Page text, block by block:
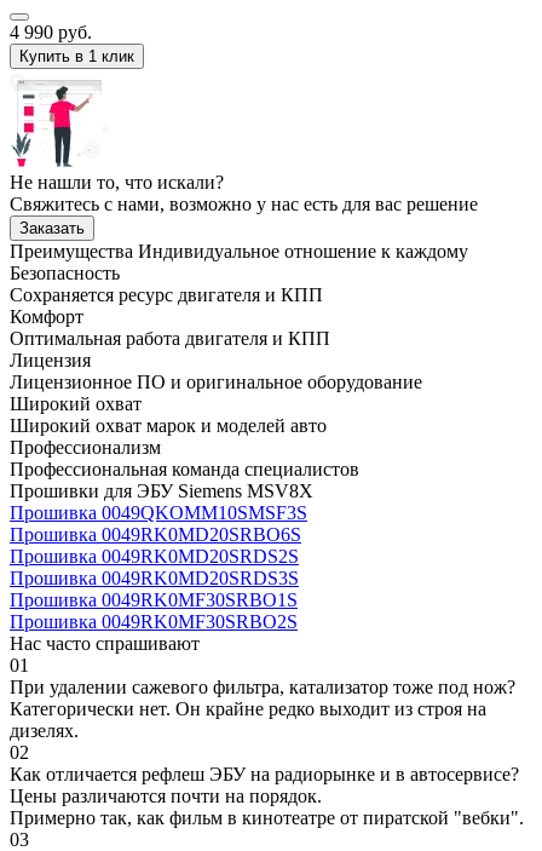
4 990 руб.
Купить в 1 клик
Не нашли то, что искали?
Свяжитесь с нами, возможно у нас есть для вас решение
Заказать
Преимущества Индивидуальное отношение к каждому
Безопасность
Сохраняется ресурс двигателя и КПП
Комфорт
Оптимальная работа двигателя и КПП
Лицензия
Лицензионное ПО и оригинальное оборудование
Широкий охват
Широкий охват марок и моделей авто
Профессионализм
Профессиональная команда специалистов
Прошивки для ЭБУ Siemens MSV8X
Прошивка 0049QKOMM10SMSF3S
Прошивка 0049RK0MD20SRBO6S
Прошивка 0049RK0MD20SRDS2S
Прошивка 0049RK0MD20SRDS3S
Прошивка 0049RK0MF30SRBO1S
Прошивка 0049RK0MF30SRBO2S
Нас часто спрашивают
01
При удалении сажевого фильтра, катализатор тоже под нож?
Категорически нет. Он крайне редко выходит из строя на
дизелях.
02
Как отличается рефлеш ЭБУ на радиорынке и в автосервисе?
Цены различаются почти на порядок.
Примерно так, как фильм в кинотеатре от пиратской "вебки".
03